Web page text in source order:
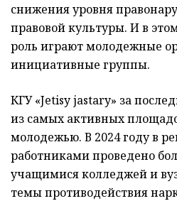
снижения уровня
правовой культуры. И в
роль играют молодежные
инициативные группы.
КГУ «Jetisy jastary» за
из самых активных
молодежью. В 2024 году в
работниками проведено
учащимися колледжей и
темы противодействия